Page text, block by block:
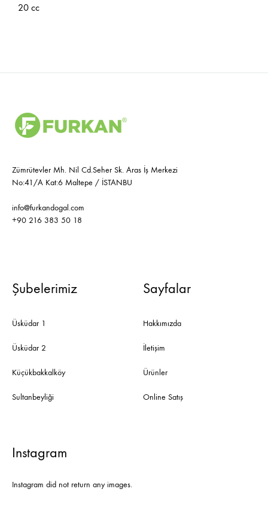
20 cc
EKLE
Zümrütevler Mh. Nil Cd.Seher Sk. Aras İş Merkezi
No:41/A Kat:6 Maltepe / İSTANBU
info@furkandogal.com
+90 216 383 50 18
Şubelerimiz
Üsküdar 1
Üsküdar 2
Küçükbakkalköy
Sultanbeyliği
Sayfalar
Hakkımızda
İletişim
Ürünler
Online Satış
Instagram
Instagram did not return any images.